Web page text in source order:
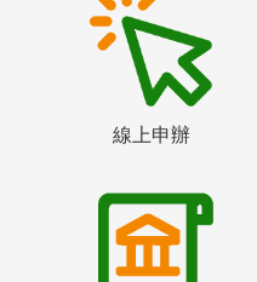
線上申辦